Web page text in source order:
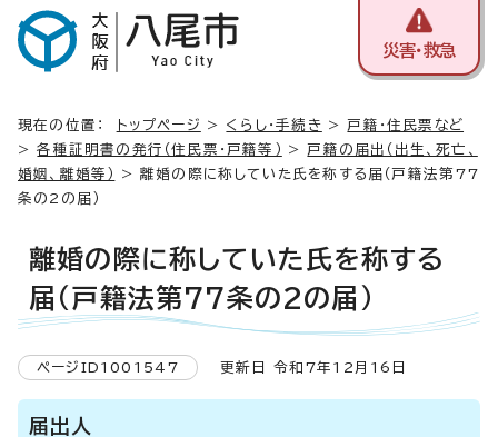
災害・救急
現在の位置： トップページ > くらし・手続き >戸籍・住民票など
>各種証明書の発行（住民票・戸籍等） >戸籍の届出（出生、死亡、
婚姻、離婚等）
> 離婚の際に称していた氏を称する届（戸籍法第77
条の2の届）
離婚の際に称していた氏を称する
届（戸籍法第77条の2の届）
ページID1001547 更新日 令和7年12月16日
届出人